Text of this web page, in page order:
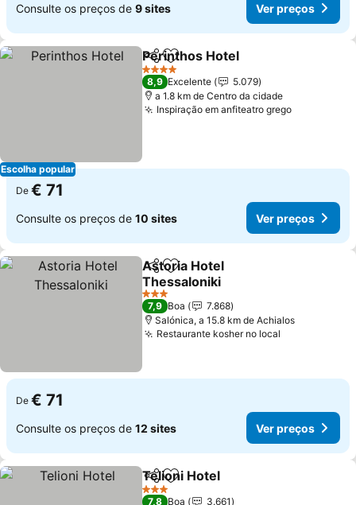
Consulte os preços de 9 sites Ver preços
Escolha popular
PartilharAdicionar aos favoritos
Perinthos Hotel
4 Estrelas
8,9 Excelente
5.079
a 1.8 km de Centro da cidade
Inspiração em anfiteatro grego
De € 71
Consulte os preços de 10 sites Ver preços
PartilharAdicionar aos favoritos
Astoria Hotel
Thessaloniki
3 Estrelas
7,9 Boa
7.868
Salónica, a 15.8 km de Achialos
Restaurante kosher no local
De € 71
Consulte os preços de 12 sites Ver preços
PartilharAdicionar aos favoritos
Telioni Hotel
3 Estrelas
7,8 Boa
3.661